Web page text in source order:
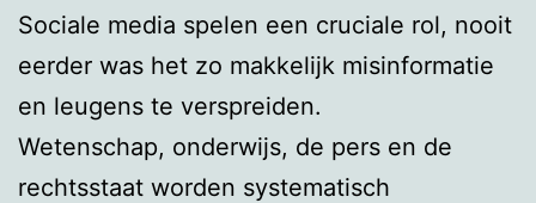
Sociale media spelen een cruciale rol, nooit
eerder was het zo makkelijk misinformatie
en leugens te verspreiden.
Wetenschap, onderwijs, de pers en de
rechtsstaat worden systematisch